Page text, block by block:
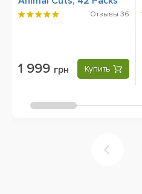
Отзывы 36
1 999 грн Купить